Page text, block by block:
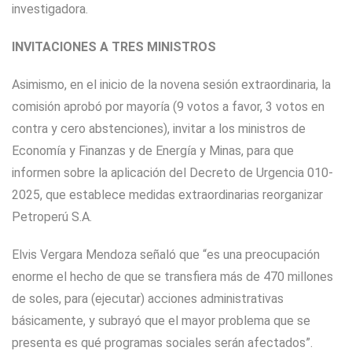
investigadora.
INVITACIONES A TRES MINISTROS
Asimismo, en el inicio de la novena sesión extraordinaria, la
comisión aprobó por mayoría (9 votos a favor, 3 votos en
contra y cero abstenciones), invitar a los ministros de
Economía y Finanzas y de Energía y Minas, para que
informen sobre la aplicación del Decreto de Urgencia 010-
2025, que establece medidas extraordinarias reorganizar
Petroperú S.A.
Elvis Vergara Mendoza señaló que “es una preocupación
enorme el hecho de que se transfiera más de 470 millones
de soles, para (ejecutar) acciones administrativas
básicamente, y subrayó que el mayor problema que se
presenta es qué programas sociales serán afectados”.